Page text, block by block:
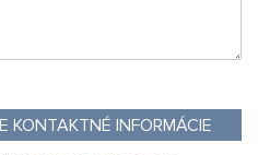
KONTAKTNÉ INFORMÁCIE